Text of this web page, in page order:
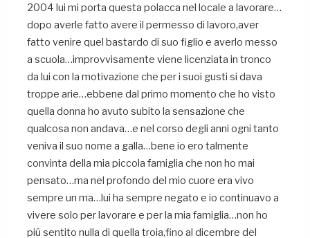
2004 lui mi porta questa polacca nel locale a lavorare…
dopo averle fatto avere il permesso di lavoro,aver
fatto venire quel bastardo di suo figlio e averlo messo
a scuola…improvvisamente viene licenziata in tronco
da lui con la motivazione che per i suoi gusti si dava
troppe arie…ebbene dal primo momento che ho visto
quella donna ho avuto subito la sensazione che
qualcosa non andava…e nel corso degli anni ogni tanto
veniva il suo nome a galla…bene io ero talmente
convinta della mia piccola famiglia che non ho mai
pensato…ma nel profondo del mio cuore era vivo
sempre un ma…lui ha sempre negato e io continuavo a
vivere solo per lavorare e per la mia famiglia…non ho
piú sentito nulla di quella troia,fino al dicembre del